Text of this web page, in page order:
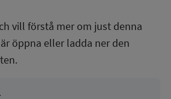
vill förstå mer om just denna
öppna eller ladda ner den